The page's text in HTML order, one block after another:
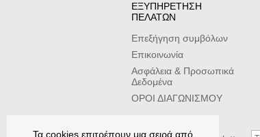
ΕΞΥΠΗΡΕΤΗΣΗ
ΠΕΛΑΤΩΝ
Επεξήγηση συμβόλων
Επικοινωνία
Ασφάλεια & Προσωπικά
Δεδομένα
ΟΡΟΙ ΔΙΑΓΩΝΙΣΜΟΥ
Τα cookies επιτρέπουν μια σειρά από